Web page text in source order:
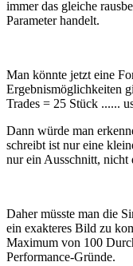
immer das gleiche
Parameter handelt.
Man könnte jetzt eine
Ergebnismöglichkeiten
Trades = 25 Stück ......
Dann würde man
schreibt ist nur eine
nur ein Ausschnitt,
Daher müsste man die
ein exakteres Bild zu
Maximum von 100
Performance-Gründe.